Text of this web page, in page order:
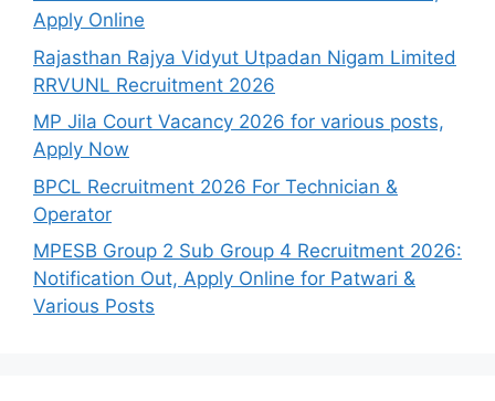
Apply Online
Rajasthan Rajya Vidyut Utpadan Nigam Limited
RRVUNL Recruitment 2026
MP Jila Court Vacancy 2026 for various posts,
Apply Now
BPCL Recruitment 2026 For Technician &
Operator
MPESB Group 2 Sub Group 4 Recruitment 2026:
Notification Out, Apply Online for Patwari &
Various Posts